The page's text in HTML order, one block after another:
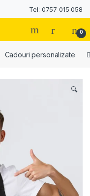
Tel: 0757 015 058
0
Cadouri personalizate
🔍